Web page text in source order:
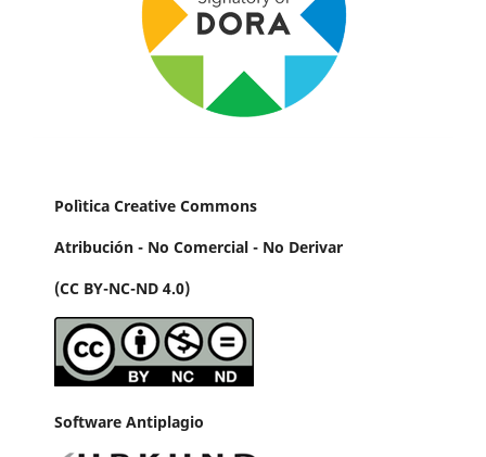
Polìtica Creative Commons
Atribución - No Comercial - No Derivar
(CC BY-NC-ND 4.0)
Software Antiplagio